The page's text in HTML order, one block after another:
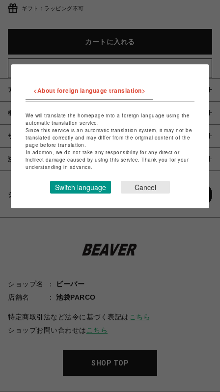
ギフト：ラッピング不可
カートに入れる
アイテム説明 / 素材
概要
サイズ
注意事項
シェアする
ショップ名
ビーバー
店舗名
池袋PARCO
特定商取引法など法令に基づく表記は こちら
ショップお問い合わせは こちら
SHOP TOP
<About foreign language translation>
We will translate the homepage into a foreign language using the
automatic translation service.
Since this service is an automatic translation system, it may not be
translated correctly and may differ from the original content of the
page before translation.
In addition, we do not take any responsibility for any direct or
indirect damage caused by using this service. Thank you for your
understanding in advance.
Switch language Cancel